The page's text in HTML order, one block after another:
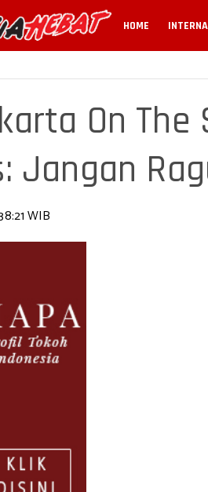
HOME
On
Jangan
WIB